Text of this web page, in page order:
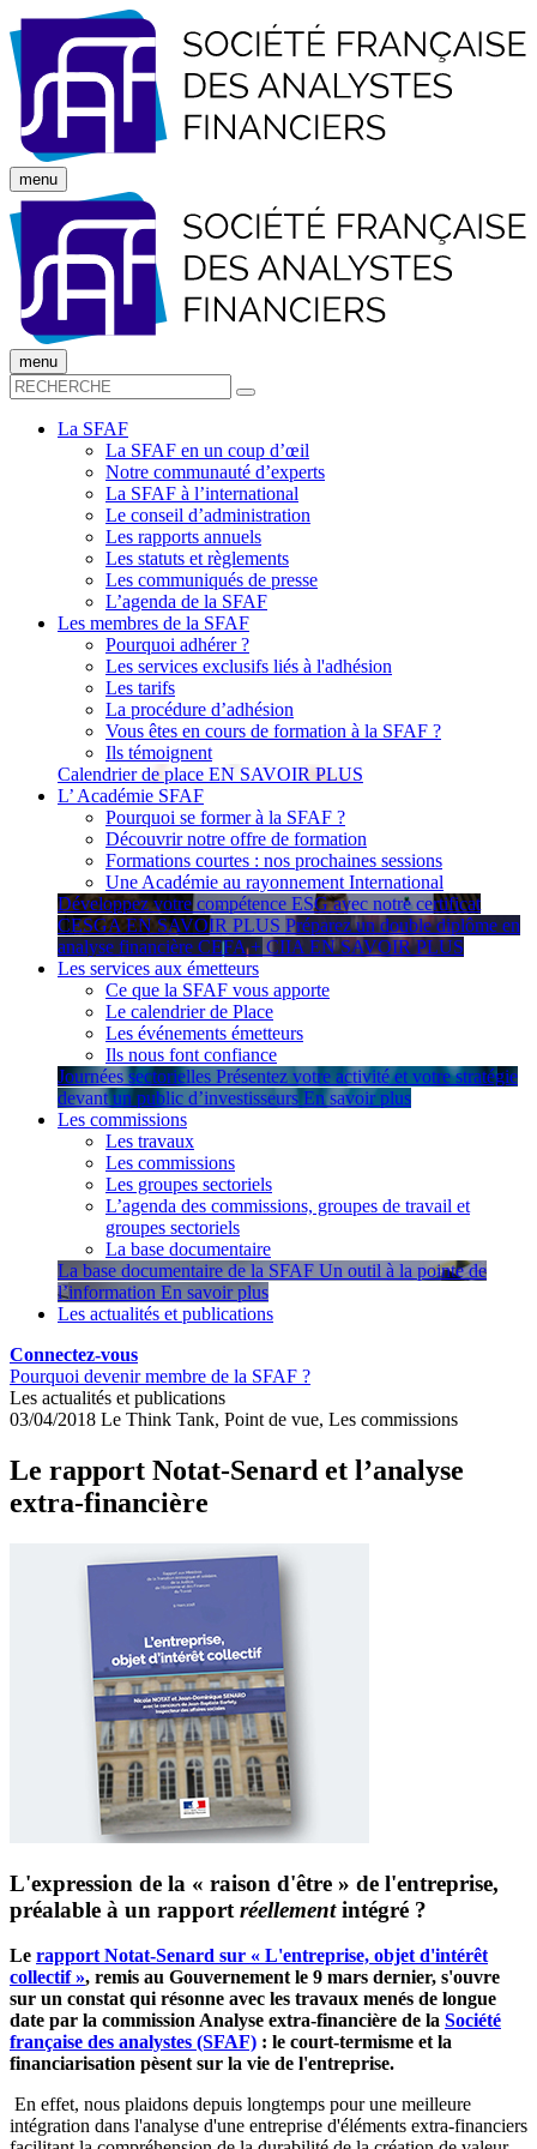
menu
menu
La SFAF
La SFAF en un coup d’œil
Notre communauté d’experts
La SFAF à l’international
Le conseil d’administration
Les rapports annuels
Les statuts et règlements
Les communiqués de presse
L’agenda de la SFAF
Les membres de la SFAF
Pourquoi adhérer ?
Les services exclusifs liés à l'adhésion
Les tarifs
La procédure d’adhésion
Vous êtes en cours de formation à la SFAF ?
Ils témoignent
Calendrier de place EN SAVOIR PLUS
L’ Académie SFAF
Pourquoi se former à la SFAF ?
Découvrir notre offre de formation
Formations courtes : nos prochaines sessions
Une Académie au rayonnement International
Développez votre compétence ESG avec notre certificat
CESGA EN SAVOIR PLUS Préparez un double diplôme en
analyse financière CEFA + CIIA EN SAVOIR PLUS
Les services aux émetteurs
Ce que la SFAF vous apporte
Le calendrier de Place
Les événements émetteurs
Ils nous font confiance
Journées sectorielles Présentez votre activité et votre stratégie
devant un public d’investisseurs En savoir plus
Les commissions
Les travaux
Les commissions
Les groupes sectoriels
L’agenda des commissions, groupes de travail et
groupes sectoriels
La base documentaire
La base documentaire de la SFAF Un outil à la pointe de
l’information En savoir plus
Les actualités et publications
Connectez-vous
Pourquoi devenir membre de la SFAF ?
Les actualités et publications
03/04/2018 Le Think Tank, Point de vue, Les commissions
Le rapport Notat-Senard et l’analyse
extra-financière
L'expression de la « raison d'être » de l'entreprise,
préalable à un rapport réellementintégré ?
Le rapport Notat-Senard sur « L'entreprise, objet d'intérêt
collectif », remis au Gouvernement le 9 mars dernier, s'ouvre
sur un constat qui résonne avec les travaux menés de longue
date par la commission Analyse extra-financière de la Société
française des analystes (SFAF) : le court-termisme et la
financiarisation pèsent sur la vie de l'entreprise.
En effet, nous plaidons depuis longtemps pour une meilleure
intégration dans l'analyse d'une entreprise d'éléments extra-financiers